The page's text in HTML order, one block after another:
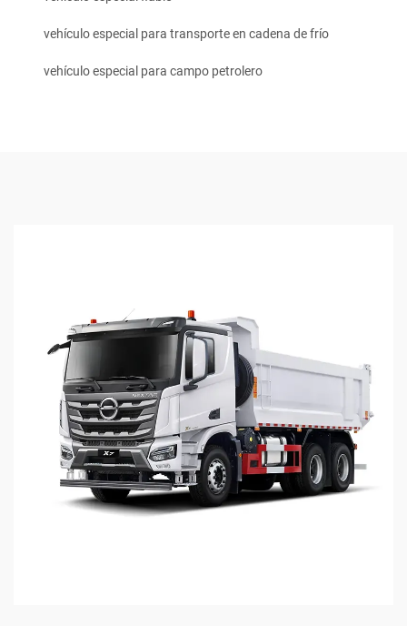
vehículo especial para transporte en cadena de frío
vehículo especial para campo petrolero